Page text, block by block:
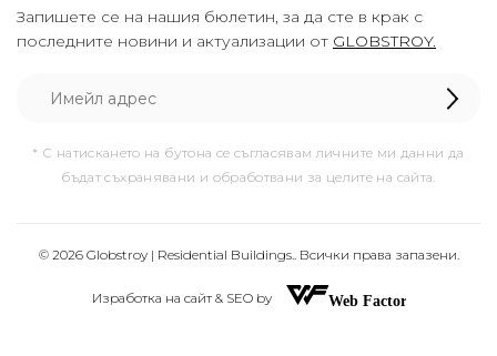
Запишете се на нашия бюлетин, за да сте в крак с
последните новини и актуализации от GLOBSTROY.
* С натискането на бутона се съгласявам личните ми данни да
бъдат съхранявани и обработвани за целите на сайта.
© 2026 Globstroy | Residential Buildings.. Всички права запазени.
Изработка на сайт & SEO by